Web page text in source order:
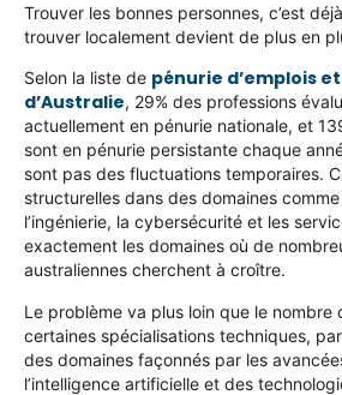
Trouver les bonnes personnes, c’est
trouver localement devient de plus en
Selon la liste de pénurie d’emplois
d’Australie, 29% des professions
actuellement en pénurie nationale, et
sont en pénurie persistante chaque
sont pas des fluctuations temporaires.
structurelles dans des domaines
l’ingénierie, la cybersécurité et les
exactement les domaines où de
australiennes cherchent à croître.
Le problème va plus loin que le nombre
certaines spécialisations techniques,
des domaines façonnés par les
l’intelligence artificielle et des